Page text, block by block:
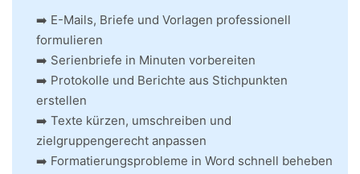
➡️ E-Mails, Briefe und Vorlagen professionell
formulieren
➡️ Serienbriefe in Minuten vorbereiten
➡️ Protokolle und Berichte aus Stichpunkten
erstellen
➡️ Texte kürzen, umschreiben und
zielgruppengerecht anpassen
➡️ Formatierungsprobleme in Word schnell beheben